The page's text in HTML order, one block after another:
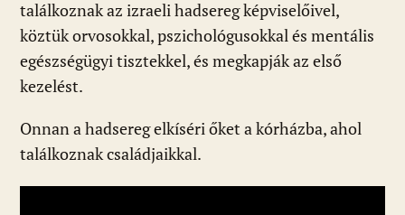
találkoznak az izraeli hadsereg képviselőivel,
köztük orvosokkal, pszichológusokkal és mentális
egészségügyi tisztekkel, és megkapják az első
kezelést.
Onnan a hadsereg elkíséri őket a kórházba, ahol
találkoznak családjaikkal.